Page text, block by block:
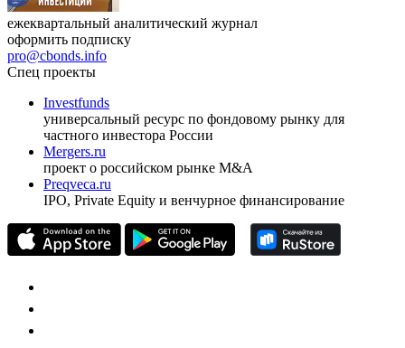
ежеквартальный аналитический журнал
оформить подписку
pro@cbonds.info
Спец проекты
Investfunds
универсальный ресурс по фондовому рынку для
частного инвестора России
Mergers.ru
проект о российском рынке M&A
Preqveca.ru
IPO, Private Equity и венчурное финансирование